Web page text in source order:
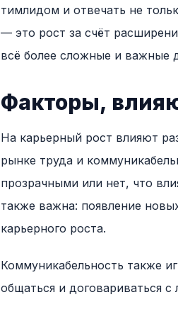
тимлидом и отвечать не
— это рост за счёт
всё более сложные и важные
Факторы,
На карьерный рост влияют
рынке труда и
прозрачными или нет, что
также важна: появление
карьерного роста.
Коммуникабельность также
общаться и договариваться